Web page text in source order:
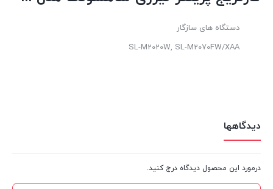
دستگاه های سازگار
SL-M2020W, SL-M2070FW/XAA
دیدگاهها
درمورد این محصول دیدگاه درج کنید.